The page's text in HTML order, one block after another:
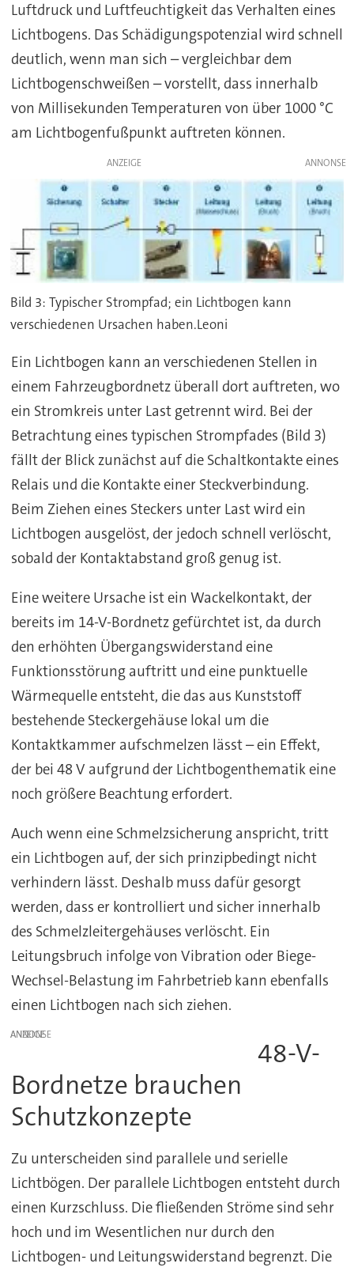
Luftdruck und Luftfeuchtigkeit das Verhalten eines
Lichtbogens. Das Schädigungspotenzial wird schnell
deutlich, wenn man sich – vergleichbar dem
Lichtbogenschweißen – vorstellt, dass innerhalb
von Millisekunden Temperaturen von über 1000 °C
am Lichtbogenfußpunkt auftreten können.
ANZEIGE
Bild 3: Typischer Strompfad; ein Lichtbogen kann
verschiedenen Ursachen haben.Leoni
Ein Lichtbogen kann an verschiedenen Stellen in
einem Fahrzeugbordnetz überall dort auftreten, wo
ein Stromkreis unter Last getrennt wird. Bei der
Betrachtung eines typischen Strompfades (Bild 3)
fällt der Blick zunächst auf die Schaltkontakte eines
Relais und die Kontakte einer Steckverbindung.
Beim Ziehen eines Steckers unter Last wird ein
Lichtbogen ausgelöst, der jedoch schnell verlöscht,
sobald der Kontaktabstand groß genug ist.
Eine weitere Ursache ist ein Wackelkontakt, der
bereits im 14-V-Bordnetz gefürchtet ist, da durch
den erhöhten Übergangswiderstand eine
Funktionsstörung auftritt und eine punktuelle
Wärmequelle entsteht, die das aus Kunststoff
bestehende Steckergehäuse lokal um die
Kontaktkammer aufschmelzen lässt – ein Effekt,
der bei 48 V aufgrund der Lichtbogenthematik eine
noch größere Beachtung erfordert.
Auch wenn eine Schmelzsicherung anspricht, tritt
ein Lichtbogen auf, der sich prinzipbedingt nicht
verhindern lässt. Deshalb muss dafür gesorgt
werden, dass er kontrolliert und sicher innerhalb
des Schmelzleitergehäuses verlöscht. Ein
Leitungsbruch infolge von Vibration oder Biege-
Wechsel-Belastung im Fahrbetrieb kann ebenfalls
einen Lichtbogen nach sich ziehen.
ANZEIGE
48-V-
Bordnetze brauchen
Schutzkonzepte
Zu unterscheiden sind parallele und serielle
Lichtbögen. Der parallele Lichtbogen entsteht durch
einen Kurzschluss. Die fließenden Ströme sind sehr
hoch und im Wesentlichen nur durch den
Lichtbogen- und Leitungswiderstand begrenzt. Die